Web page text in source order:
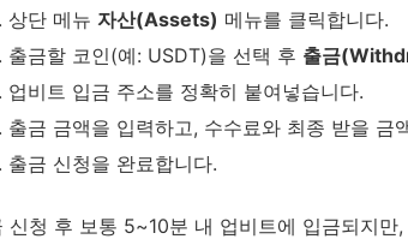
상단 메뉴 자산(Assets) 메뉴를 클릭합니다.
출금할 코인(예: USDT)을 선택 후 출금
업비트 입금 주소를 정확히 붙여넣습니다.
출금 금액을 입력하고, 수수료와 최종 받을 금
출금 신청을 완료합니다.
신청 후 보통 5~10분 내 업비트에 입금되지